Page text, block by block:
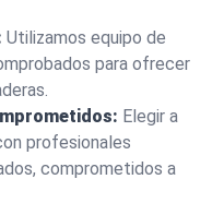
Utilizamos equipo de
para ofrecer
Elegir a
profesionales
comprometidos a